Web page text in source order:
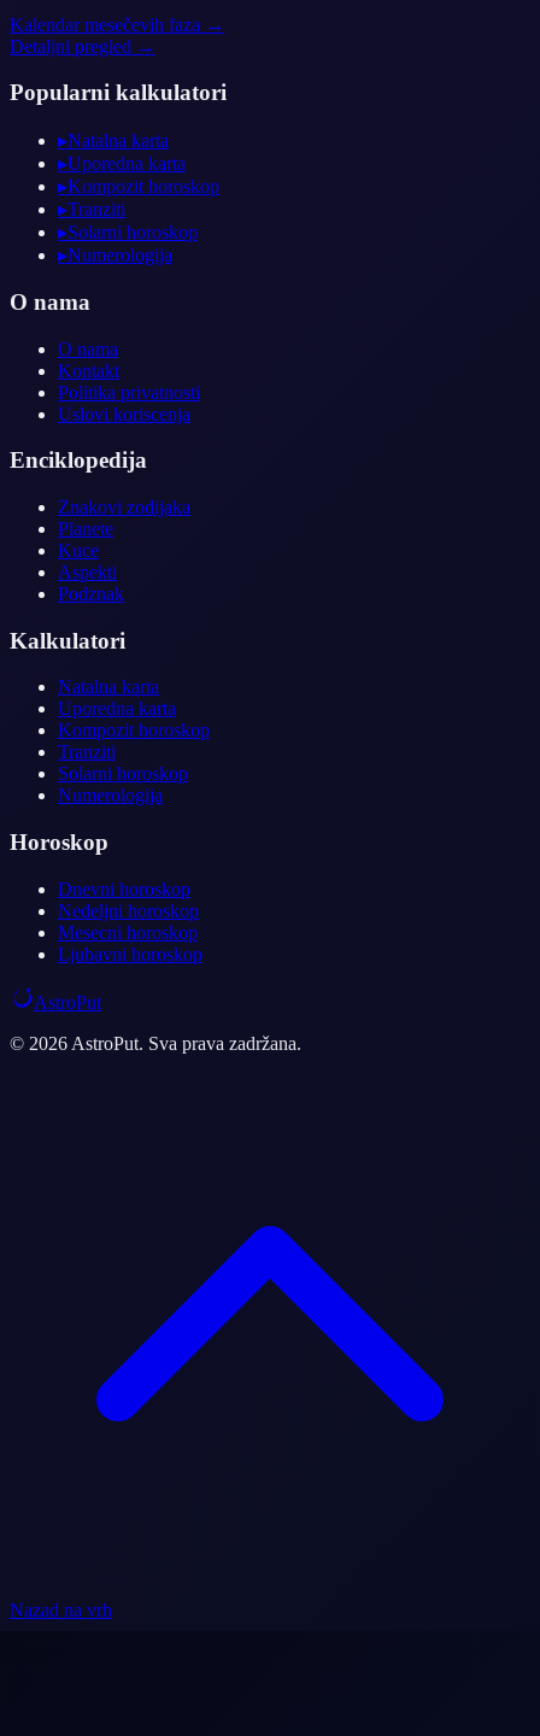
Kalendar mesečevih faza →
Detaljni pregled →
Popularni kalkulatori
▸Natalna karta
▸Uporedna karta
▸Kompozit horoskop
▸Tranziti
▸Solarni horoskop
▸Numerologija
O nama
O nama
Kontakt
Politika privatnosti
Uslovi koriscenja
Enciklopedija
Znakovi zodijaka
Planete
Kuce
Aspekti
Podznak
Kalkulatori
Natalna karta
Uporedna karta
Kompozit horoskop
Tranziti
Solarni horoskop
Numerologija
Horoskop
Dnevni horoskop
Nedeljni horoskop
Mesecni horoskop
Ljubavni horoskop
AstroPut
© 2026 AstroPut. Sva prava zadržana.
Nazad na vrh